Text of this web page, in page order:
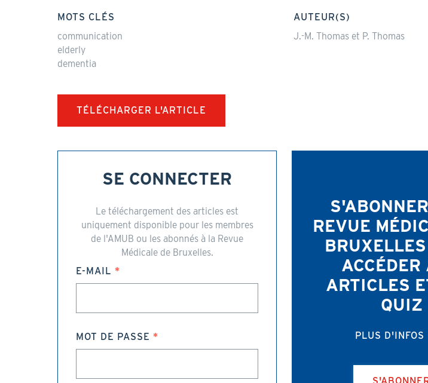
MOTS CLÉS
communication
elderly
dementia
AUTEUR(S)
J.-M. Thomas et P. Thomas
TÉLÉCHARGER L'ARTICLE
SE CONNECTER
Le téléchargement des articles est
uniquement disponible pour les membres
de l'AMUB ou les abonnés à la Revue
Médicale de Bruxelles.
E-MAIL
MOT DE PASSE
REVUE
ACCÉDER
ARTICLES
QUIZ
PLUS D'INFOS